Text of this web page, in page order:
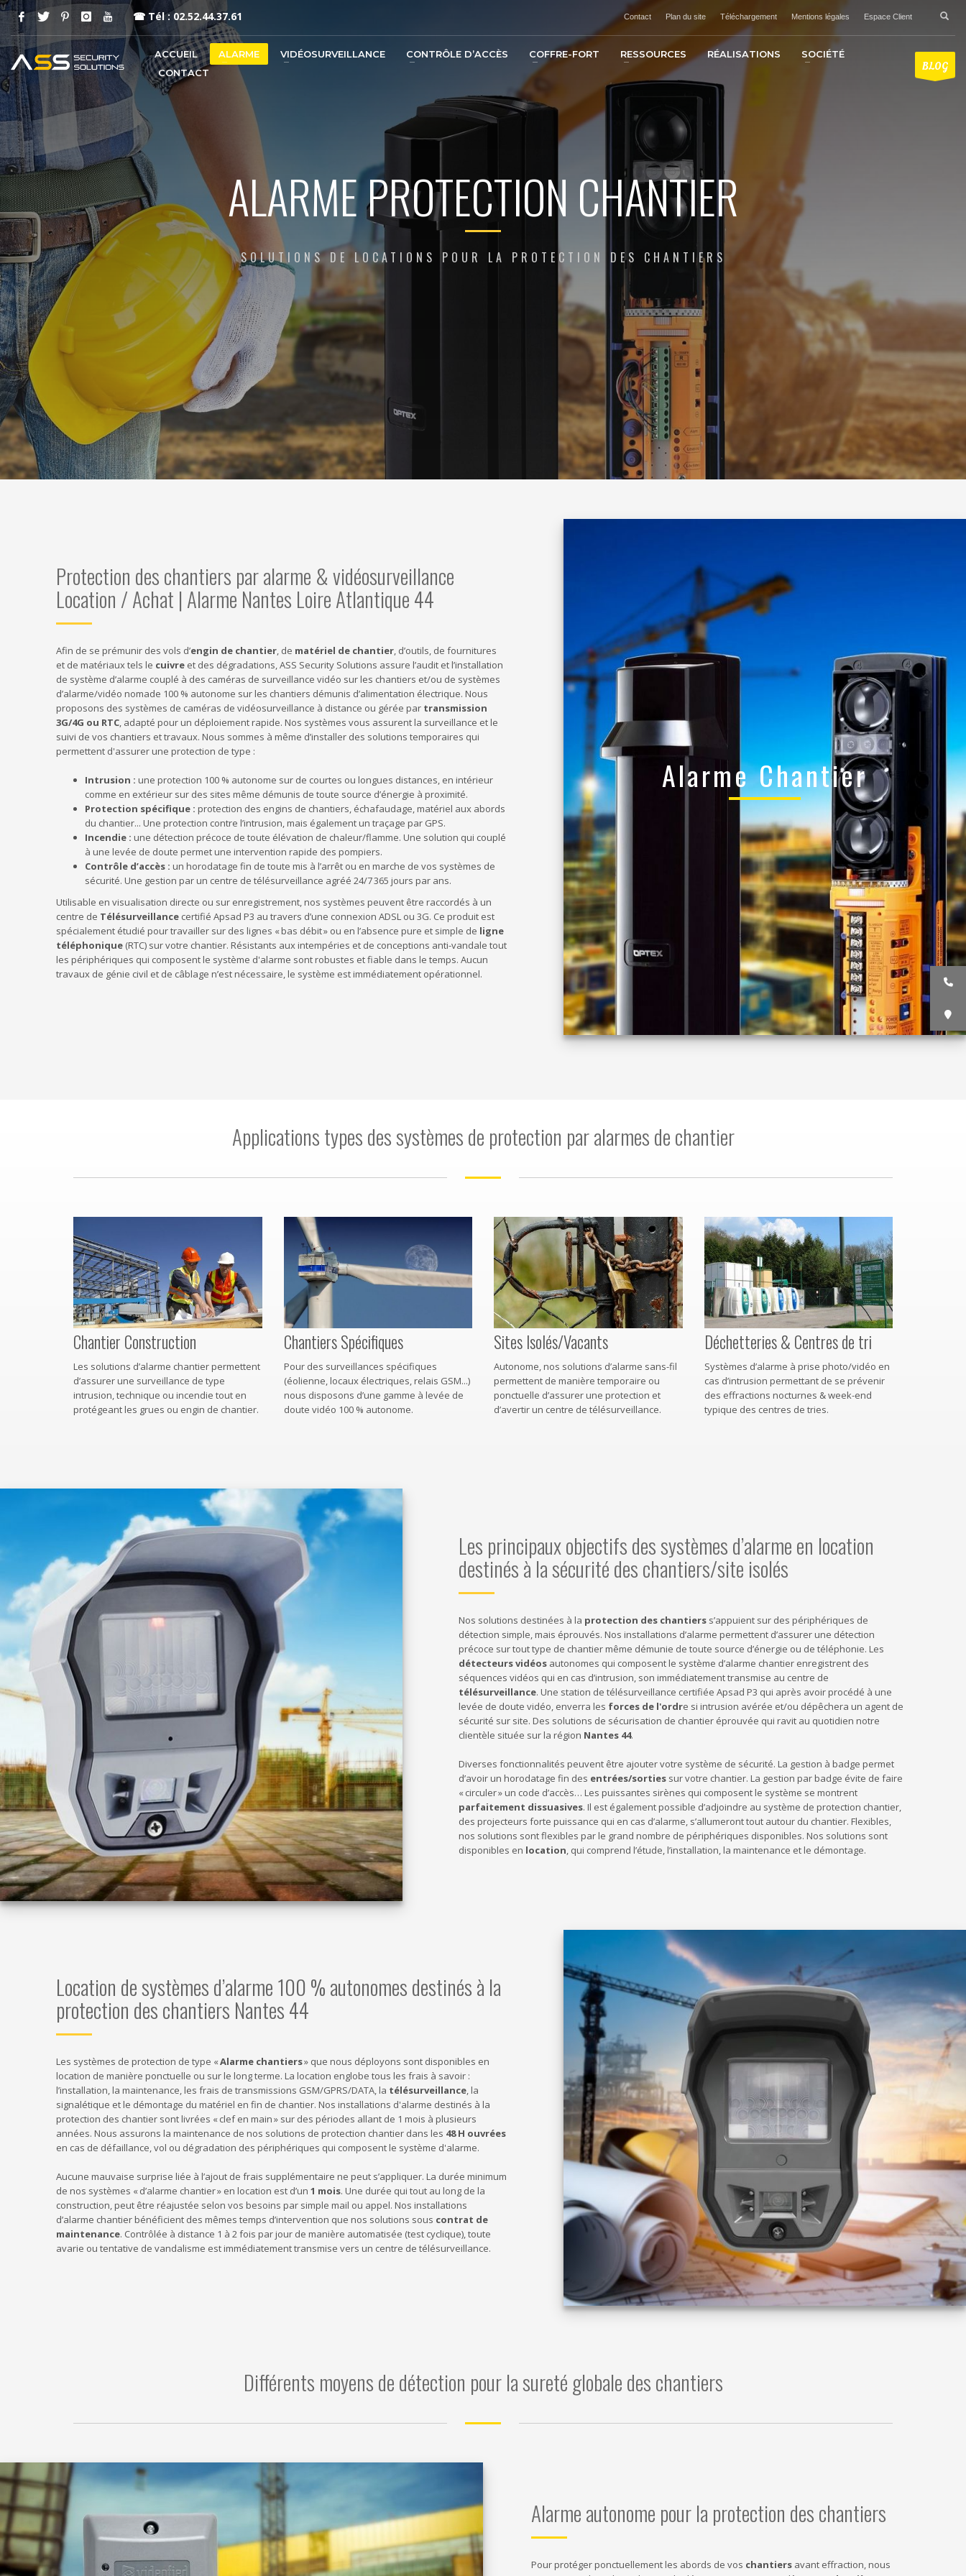
☎ Tél : 02.52.44.37.61 Contact Plan du site Téléchargement Mentions légales Espace Client
ACCUEIL ALARME VIDÉOSURVEILLANCE CONTRÔLE D’ACCÈS COFFRE-FORT RESSOURCES RÉALISATIONS
SOCIÉTÉ
CONTACT
BLOG
ALARME PROTECTION CHANTIER
SOLUTIONS DE LOCATIONS POUR LA PROTECTION DES CHANTIERS
Protection des chantiers par alarme & vidéosurveillance
Location / Achat | Alarme Nantes Loire Atlantique 44
Afin de se prémunir des vols d’engin de chantier, de matériel de chantier, d’outils, de fournitures
et de matériaux tels le cuivre et des dégradations, ASS Security Solutions assure l’audit et l’installation
de système d’alarme couplé à des caméras de surveillance vidéo sur les chantiers et/ou de systèmes
d’alarme/vidéo nomade 100 % autonome sur les chantiers démunis d’alimentation électrique. Nous
proposons des systèmes de caméras de vidéosurveillance à distance ou gérée par transmission
3G/4G ou RTC, adapté pour un déploiement rapide. Nos systèmes vous assurent la surveillance et le
suivi de vos chantiers et travaux. Nous sommes à même d’installer des solutions temporaires qui
permettent d'assurer une protection de type :
Intrusion : une protection 100 % autonome sur de courtes ou longues distances, en intérieur
comme en extérieur sur des sites même démunis de toute source d’énergie à proximité.
Protection spécifique : protection des engins de chantiers, échafaudage, matériel aux abords
du chantier... Une protection contre l’intrusion, mais également un traçage par GPS.
Incendie : une détection précoce de toute élévation de chaleur/flamme. Une solution qui couplé
à une levée de doute permet une intervention rapide des pompiers.
Contrôle d’accès : un horodatage fin de toute mis à l’arrêt ou en marche de vos systèmes de
sécurité. Une gestion par un centre de télésurveillance agréé 24/7 365 jours par ans.
Utilisable en visualisation directe ou sur enregistrement, nos systèmes peuvent être raccordés à un
centre de Télésurveillance certifié Apsad P3 au travers d’une connexion ADSL ou 3G. Ce produit est
spécialement étudié pour travailler sur des lignes « bas débit » ou en l’absence pure et simple de ligne
téléphonique (RTC) sur votre chantier. Résistants aux intempéries et de conceptions anti-vandale tout
les périphériques qui composent le système d'alarme sont robustes et fiable dans le temps. Aucun
travaux de génie civil et de câblage n’est nécessaire, le système est immédiatement opérationnel.
Alarme Chantier
Applications types des systèmes de protection par alarmes de chantier
Chantier Construction
Les solutions d’alarme chantier permettent
d’assurer une surveillance de type
intrusion, technique ou incendie tout en
protégeant les grues ou engin de chantier.
Chantiers Spécifiques
Pour des surveillances spécifiques
(éolienne, locaux électriques, relais GSM...)
nous disposons d’une gamme à levée de
doute vidéo 100 % autonome.
Sites Isolés/Vacants
Autonome, nos solutions d’alarme sans-fil
permettent de manière temporaire ou
ponctuelle d’assurer une protection et
d’avertir un centre de télésurveillance.
Déchetteries & Centres de tri
Systèmes d’alarme à prise photo/vidéo en
cas d’intrusion permettant de se prévenir
des effractions nocturnes & week-end
typique des centres de tries.
Les principaux objectifs des systèmes d’alarme en location
destinés à la sécurité des chantiers/site isolés
Nos solutions destinées à la protection des chantiers s’appuient sur des périphériques de
détection simple, mais éprouvés. Nos installations d’alarme permettent d’assurer une détection
précoce sur tout type de chantier même démunie de toute source d’énergie ou de téléphonie. Les
détecteurs vidéos autonomes qui composent le système d’alarme chantier enregistrent des
séquences vidéos qui en cas d’intrusion, son immédiatement transmise au centre de
télésurveillance. Une station de télésurveillance certifiée Apsad P3 qui après avoir procédé à une
levée de doute vidéo, enverra les forces de l'ordre si intrusion avérée et/ou dépêchera un agent de
sécurité sur site. Des solutions de sécurisation de chantier éprouvée qui ravit au quotidien notre
clientèle située sur la région Nantes 44.
Diverses fonctionnalités peuvent être ajouter votre système de sécurité. La gestion à badge permet
d’avoir un horodatage fin des entrées/sorties sur votre chantier. La gestion par badge évite de faire
« circuler » un code d’accès… Les puissantes sirènes qui composent le système se montrent
parfaitement dissuasives. Il est également possible d’adjoindre au système de protection chantier,
des projecteurs forte puissance qui en cas d’alarme, s’allumeront tout autour du chantier. Flexibles,
nos solutions sont flexibles par le grand nombre de périphériques disponibles. Nos solutions sont
disponibles en location, qui comprend l’étude, l’installation, la maintenance et le démontage.
Location de systèmes d’alarme 100 % autonomes destinés à la
protection des chantiers Nantes 44
Les systèmes de protection de type «Alarme chantiers» que nous déployons sont disponibles en
location de manière ponctuelle ou sur le long terme. La location englobe tous les frais à savoir :
l’installation, la maintenance, les frais de transmissions GSM/GPRS/DATA, la télésurveillance, la
signalétique et le démontage du matériel en fin de chantier. Nos installations d'alarme destinés à la
protection des chantier sont livrées « clef en main » sur des périodes allant de 1 mois à plusieurs
années. Nous assurons la maintenance de nos solutions de protection chantier dans les 48 H ouvrées
en cas de défaillance, vol ou dégradation des périphériques qui composent le système d'alarme.
Aucune mauvaise surprise liée à l’ajout de frais supplémentaire ne peut s’appliquer. La durée minimum
de nos systèmes « d’alarme chantier » en location est d’un1 mois. Une durée qui tout au long de la
construction, peut être réajustée selon vos besoins par simple mail ou appel. Nos installations
d’alarme chantier bénéficient des mêmes temps d’intervention que nos solutions sous contrat de
maintenance. Contrôlée à distance 1 à 2 fois par jour de manière automatisée (test cyclique), toute
avarie ou tentative de vandalisme est immédiatement transmise vers un centre de télésurveillance.
Différents moyens de détection pour la sureté globale des chantiers
Alarme autonome pour la protection des chantiers
Pour protéger ponctuellement les abords de vos chantiers avant effraction, nous